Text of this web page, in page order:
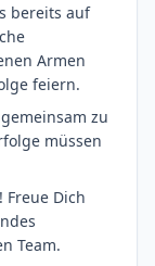
bereits auf
Armen
feiern.
zu
müssen
Freue Dich
Team.